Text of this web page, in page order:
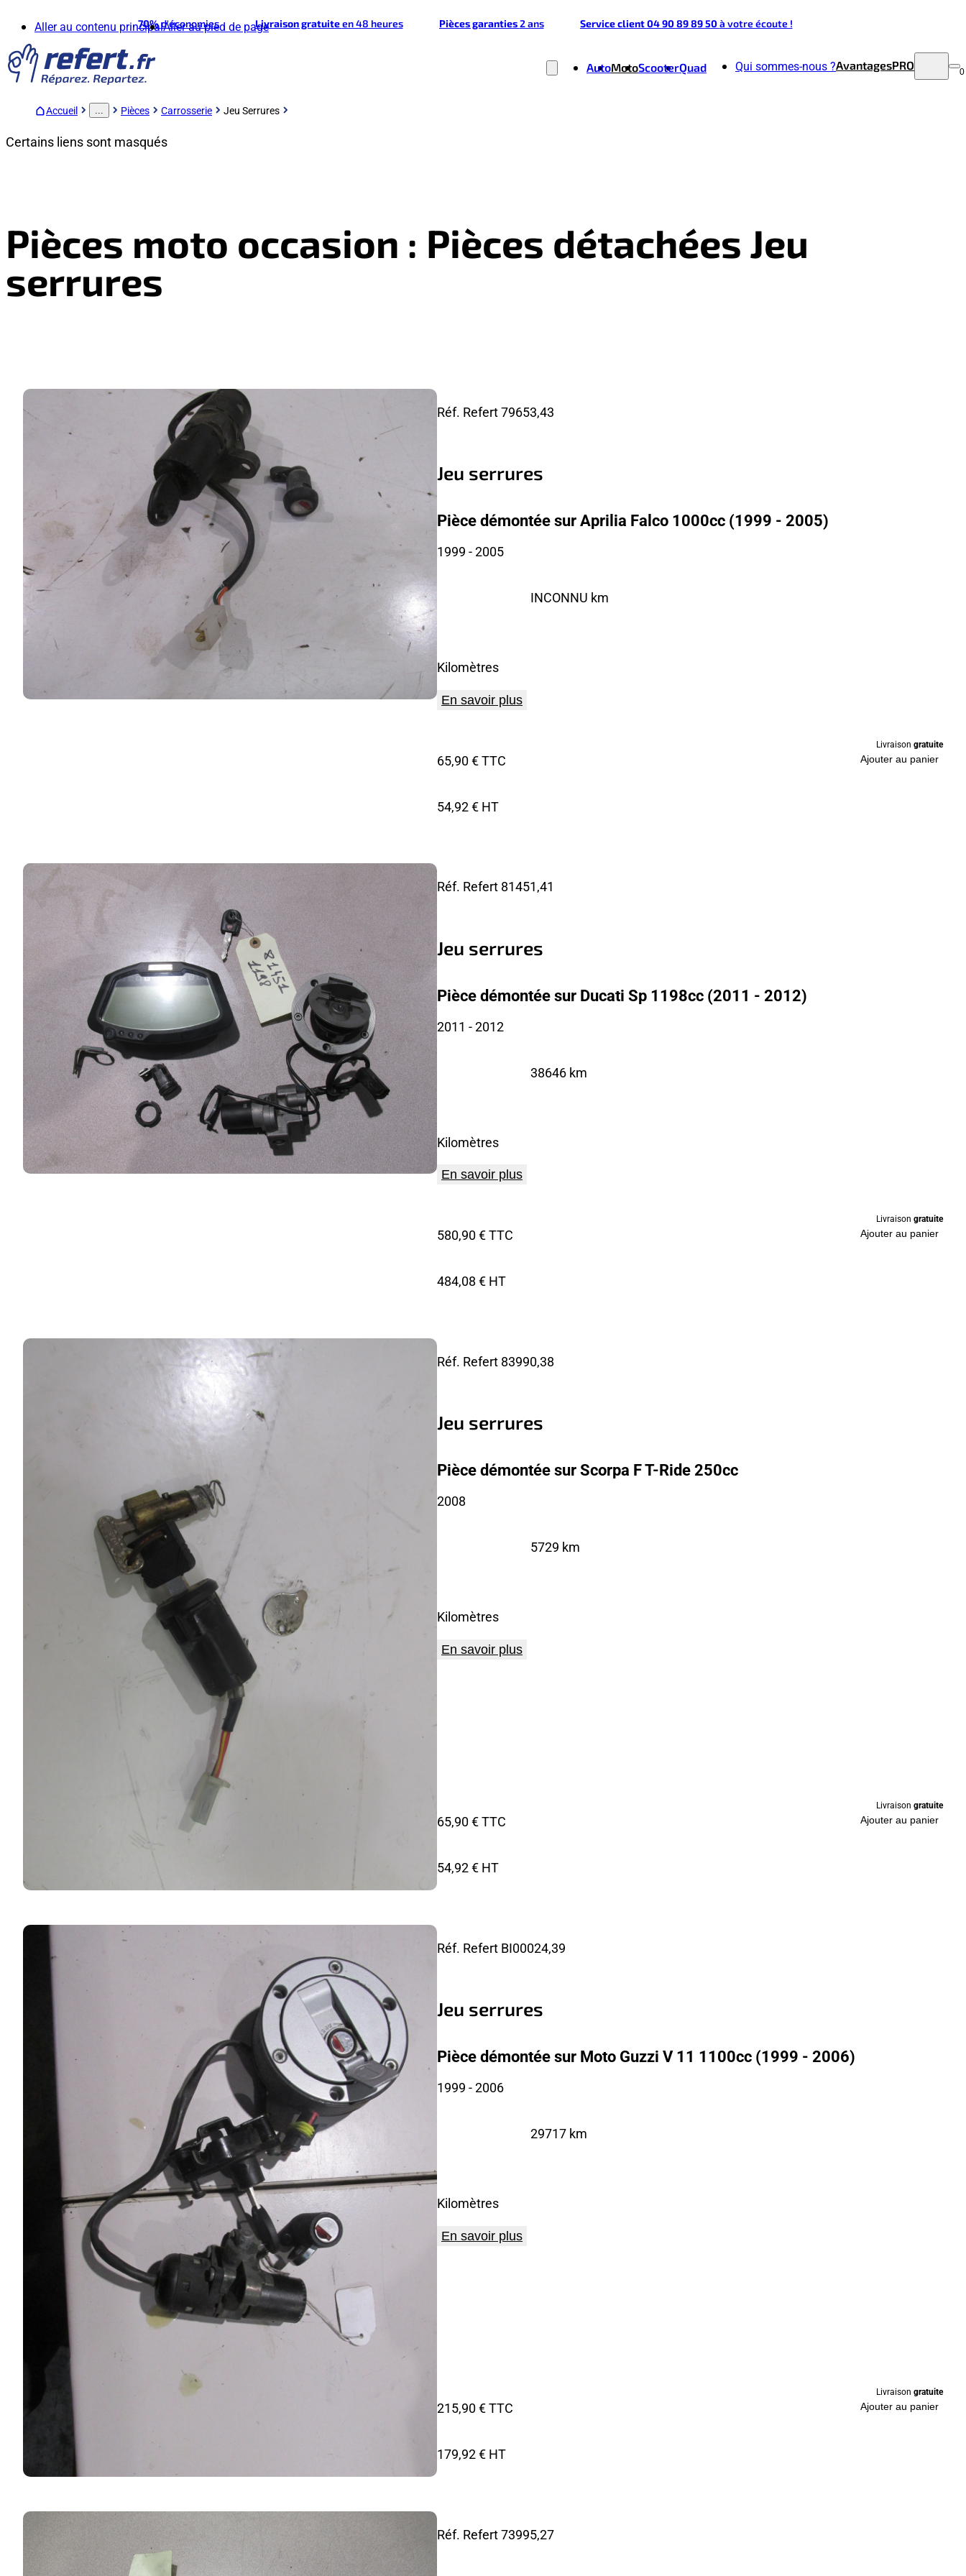
Aller au contenu principalAller au pied de page
70%d'économies Livraison gratuiteen 48 heures Pièces garanties2 ans Service client 04 90 89 89 50à votre écoute !
AutoMotoScooterQuad Qui sommes-nous ?AvantagesPRO 0
Accueil ... Pièces Carrosserie Jeu Serrures
Certains liens sont masqués
Pièces moto occasion : Pièces détachées Jeu
serrures
Réf. Refert79653,43
Jeu serrures
Pièce démontée sur Aprilia Falco 1000cc (1999 - 2005)
1999 - 2005
Kilomètres
INCONNU km
En savoir plus
65,90 € TTC
54,92 € HT
Livraison gratuite
Ajouter au panier
Réf. Refert 81451,41
Jeu serrures
Pièce démontée sur Ducati Sp 1198cc (2011 - 2012)
2011 - 2012
Kilomètres
38646 km
En savoir plus
580,90 € TTC
484,08 € HT
Livraison gratuite
Ajouter au panier
Réf. Refert 83990,38
Jeu serrures
Pièce démontée sur Scorpa F T-Ride 250cc
2008
Kilomètres
5729 km
En savoir plus
65,90 € TTC
54,92 € HT
Livraison gratuite
Ajouter au panier
Réf. Refert BI00024,39
Jeu serrures
Pièce démontée sur Moto Guzzi V 11 1100cc (1999 - 2006)
1999 - 2006
Kilomètres
29717 km
En savoir plus
215,90 € TTC
179,92 € HT
Livraison gratuite
Ajouter au panier
Réf. Refert73995,27